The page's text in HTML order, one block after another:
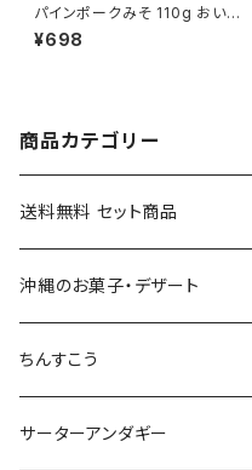
パインポークみそ 110g おいし
いChaれんじ
¥698
商品カテゴリー
送料無料 セット商品
おつまみセット
黒糖セット
沖縄そばセット
沖縄のお菓子・デザート
ちんすこう
沖縄南風堂
サーターアンダギー